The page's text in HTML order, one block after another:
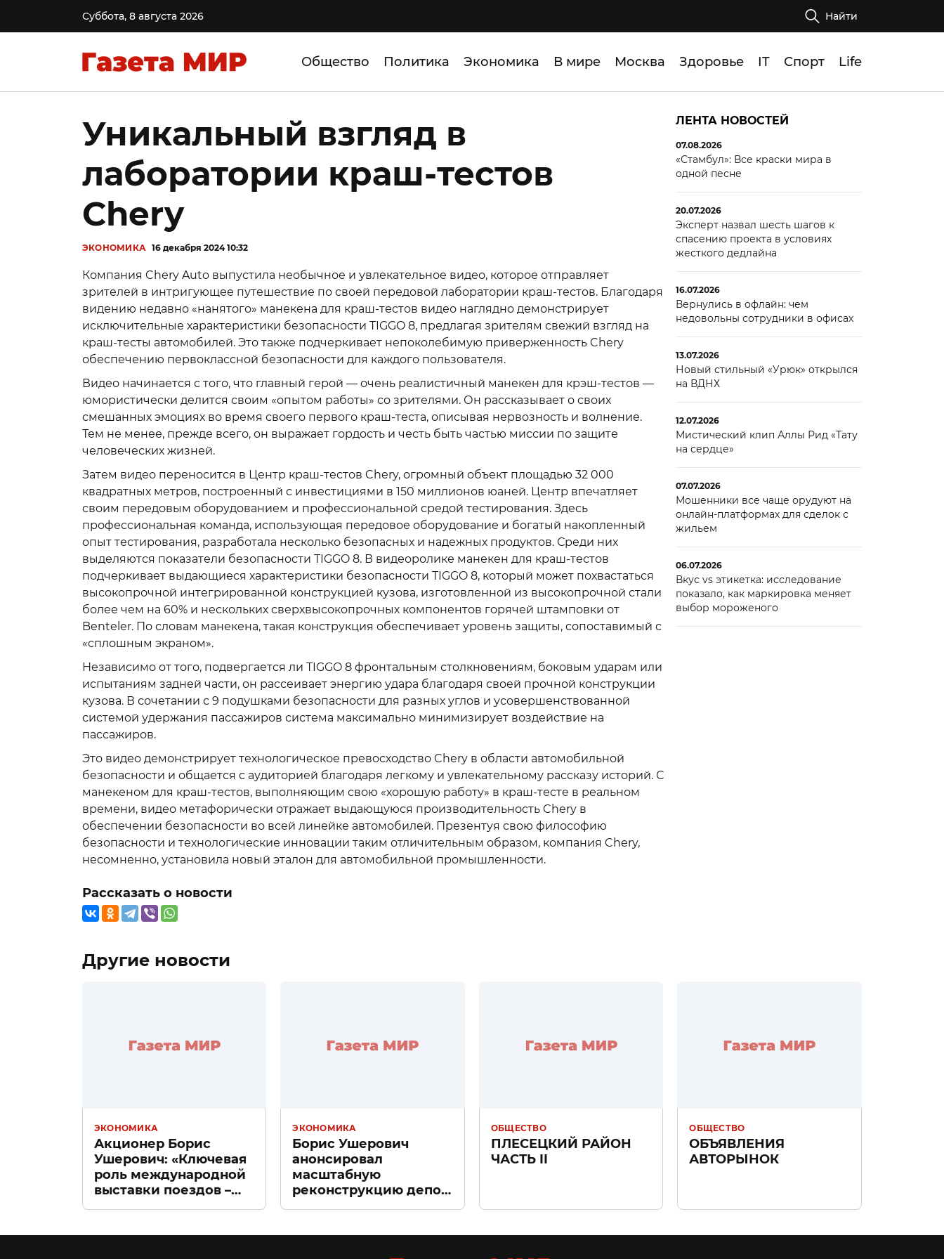
Суббота, 8 августа 2026 Найти
Общество Политика Экономика В мире Москва Здоровье IT Спорт Life
Уникальный взгляд в
лаборатории краш-тестов
Chery
ЭКОНОМИКА 16 декабря 2024 10:32
Компания Chery Auto выпустила необычное и увлекательное видео, которое отправляет
зрителей в интригующее путешествие по своей передовой лаборатории краш-тестов. Благодаря
видению недавно «нанятого» манекена для краш-тестов видео наглядно демонстрирует
исключительные характеристики безопасности TIGGO 8, предлагая зрителям свежий взгляд на
краш-тесты автомобилей. Это также подчеркивает непоколебимую приверженность Chery
обеспечению первоклассной безопасности для каждого пользователя.
Видео начинается с того, что главный герой — очень реалистичный манекен для крэш-тестов —
юмористически делится своим «опытом работы» со зрителями. Он рассказывает о своих
смешанных эмоциях во время своего первого краш-теста, описывая нервозность и волнение.
Тем не менее, прежде всего, он выражает гордость и честь быть частью миссии по защите
человеческих жизней.
Затем видео переносится в Центр краш-тестов Chery, огромный объект площадью 32 000
квадратных метров, построенный с инвестициями в 150 миллионов юаней. Центр впечатляет
своим передовым оборудованием и профессиональной средой тестирования. Здесь
профессиональная команда, использующая передовое оборудование и богатый накопленный
опыт тестирования, разработала несколько безопасных и надежных продуктов. Среди них
выделяются показатели безопасности TIGGO 8. В видеоролике манекен для краш-тестов
подчеркивает выдающиеся характеристики безопасности TIGGO 8, который может похвастаться
высокопрочной интегрированной конструкцией кузова, изготовленной из высокопрочной стали
более чем на 60% и нескольких сверхвысокопрочных компонентов горячей штамповки от
Benteler. По словам манекена, такая конструкция обеспечивает уровень защиты, сопоставимый с
«сплошным экраном».
Независимо от того, подвергается ли TIGGO 8 фронтальным столкновениям, боковым ударам или
испытаниям задней части, он рассеивает энергию удара благодаря своей прочной конструкции
кузова. В сочетании с 9 подушками безопасности для разных углов и усовершенствованной
системой удержания пассажиров система максимально минимизирует воздействие на
пассажиров.
Это видео демонстрирует технологическое превосходство Chery в области автомобильной
безопасности и общается с аудиторией благодаря легкому и увлекательному рассказу историй. С
манекеном для краш-тестов, выполняющим свою «хорошую работу» в краш-тесте в реальном
времени, видео метафорически отражает выдающуюся производительность Chery в
обеспечении безопасности во всей линейке автомобилей. Презентуя свою философию
безопасности и технологические инновации таким отличительным образом, компания Chery,
несомненно, установила новый эталон для автомобильной промышленности.
Рассказать о новости
ЛЕНТА НОВОСТЕЙ
07.08.2026
«Стамбул»: Все краски мира в
одной песне
20.07.2026
Эксперт назвал шесть шагов к
спасению проекта в условиях
жесткого дедлайна
16.07.2026
Вернулись в офлайн: чем
недовольны сотрудники в офисах
13.07.2026
Новый стильный «Урюк» открылся
на ВДНХ
12.07.2026
Мистический клип Аллы Рид «Тату
на сердце»
07.07.2026
Мошенники все чаще орудуют на
онлайн-платформах для сделок с
жильем
06.07.2026
Вкус vs этикетка: исследование
показало, как маркировка меняет
выбор мороженого
Другие новости
ЭКОНОМИКА
Акционер Борис
Ушерович: «Ключевая
роль международной
выставки поездов –
поиск ответов на
ЭКОНОМИКА
Борис Ушерович
анонсировал
масштабную
реконструкцию депо
«Дачное» в Санкт-
ОБЩЕСТВО
ПЛЕСЕЦКИЙ РАЙОН
ЧАСТЬ II
ОБЩЕСТВО
ОБЪЯВЛЕНИЯ
АВТОРЫНОК